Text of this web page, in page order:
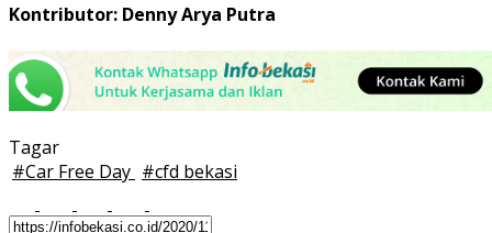
Kontributor: Denny Arya Putra
Tagar
#Car Free Day #cfd bekasi